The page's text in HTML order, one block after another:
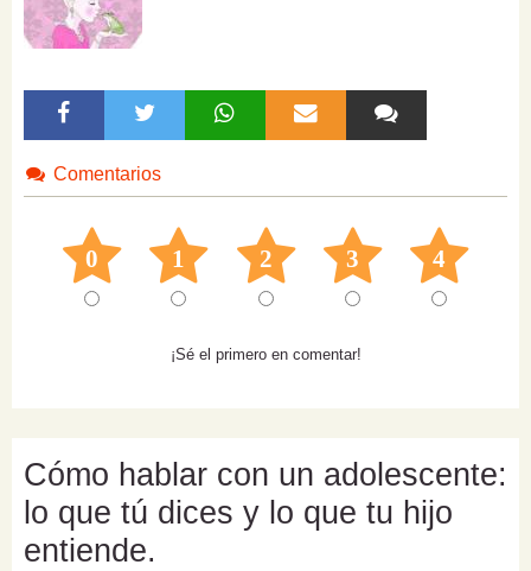
Comentarios
0 1 2 3 4
¡Sé el primero en comentar!
Cómo hablar con un adolescente:
lo que tú dices y lo que tu hijo
entiende.